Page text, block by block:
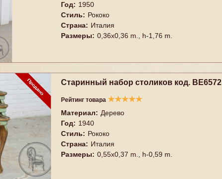
Год: 1950
Стиль: Рококо
Страна: Италия
Размеры: 0,36x0,36 m., h-1,76 m.
Старинный набор столиков код. BE6572
Рейтинг товара ★★★★★
Материал: Дерево
Год: 1940
Стиль: Рококо
Страна: Италия
Размеры: 0,55x0,37 m., h-0,59 m.